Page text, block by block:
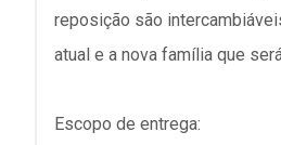
reposição são
atual e a nova família que
Escopo de entrega: